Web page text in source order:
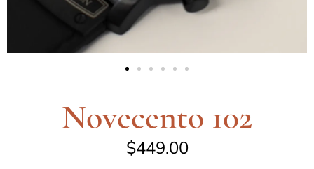
Novecento 102
$449.00